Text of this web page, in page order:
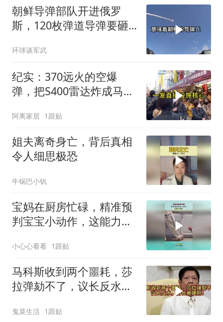
朝鲜导弹部队开进俄罗
斯，120枚弹道导弹要砸
环球谈军武
纪实：370远火的空爆
弹，把S400雷达炸成马蜂
了
阿离家居 1跟贴
姐夫离奇身亡，背后真相
令人细思极恐
牛锅巴小钒
宝妈在厨房忙碌，精准预
判宝宝小动作，这能力满
小心心看看 1跟贴
马科斯收到两个噩耗，莎
拉弹劾不了，议长反水，
鬼菜生活 1跟贴